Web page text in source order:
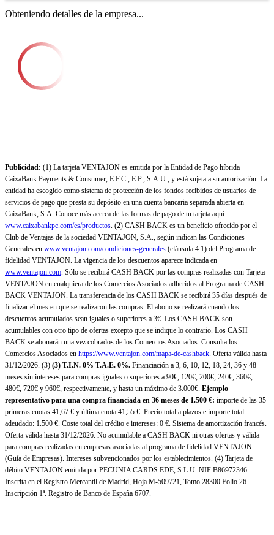
Obteniendo detalles de la empresa...
Publicidad: (1) La tarjeta VENTAJON es emitida por la Entidad de Pago híbrida
CaixaBank Payments & Consumer, E.F.C., E.P., S.A.U., y está sujeta a su autorización. La
entidad ha escogido como sistema de protección de los fondos recibidos de usuarios de
servicios de pago que presta su depósito en una cuenta bancaria separada abierta en
CaixaBank, S.A. Conoce más acerca de las formas de pago de tu tarjeta aquí:
www.caixabankpc.com/es/productos. (2) CASH BACK es un beneficio ofrecido por el
Club de Ventajas de la sociedad VENTAJON, S.A., según indican las Condiciones
Generales en www.ventajon.com/condiciones-generales (cláusula 4.1) del Programa de
fidelidad VENTAJON. La vigencia de los descuentos aparece indicada en
www.ventajon.com. Sólo se recibirá CASH BACK por las compras realizadas con Tarjeta
VENTAJON en cualquiera de los Comercios Asociados adheridos al Programa de CASH
BACK VENTAJON. La transferencia de los CASH BACK se recibirá 35 días después de
finalizar el mes en que se realizaron las compras. El abono se realizará cuando los
descuentos acumulados sean iguales o superiores a 3€. Los CASH BACK son
acumulables con otro tipo de ofertas excepto que se indique lo contrario. Los CASH
BACK se abonarán una vez cobrados de los Comercios Asociados. Consulta los
Comercios Asociados en https://www.ventajon.com/mapa-de-cashback. Oferta válida hasta
31/12/2026. (3) (3) T.I.N. 0% T.A.E. 0%. Financiación a 3, 6, 10, 12, 18, 24, 36 y 48
meses sin intereses para compras iguales o superiores a 90€, 120€, 200€, 240€, 360€,
480€, 720€ y 960€, respectivamente, y hasta un máximo de 3.000€. Ejemplo
representativo para una compra financiada en 36 meses de 1.500 €: importe de las 35
primeras cuotas 41,67 € y última cuota 41,55 €. Precio total a plazos e importe total
adeudado: 1.500 €. Coste total del crédito e intereses: 0 €. Sistema de amortización francés.
Oferta válida hasta 31/12/2026. No acumulable a CASH BACK ni otras ofertas y válida
para compras realizadas en empresas asociadas al programa de fidelidad VENTAJON
(Guía de Empresas). Intereses subvencionados por los establecimientos. (4) Tarjeta de
débito VENTAJON emitida por PECUNIA CARDS EDE, S.L.U. NIF B86972346
Inscrita en el Registro Mercantil de Madrid, Hoja M-509721, Tomo 28300 Folio 26.
Inscripción 1ª. Registro de Banco de España 6707.